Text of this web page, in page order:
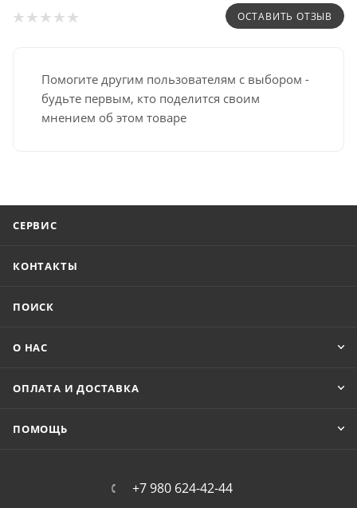
ОСТАВИТЬ ОТЗЫВ
Помогите другим пользователям с выбором -
будьте первым, кто поделится своим
мнением об этом товаре
СЕРВИС
КОНТАКТЫ
ПОИСК
О НАС
ОПЛАТА И ДОСТАВКА
ПОМОЩЬ
+7 980 624-42-44